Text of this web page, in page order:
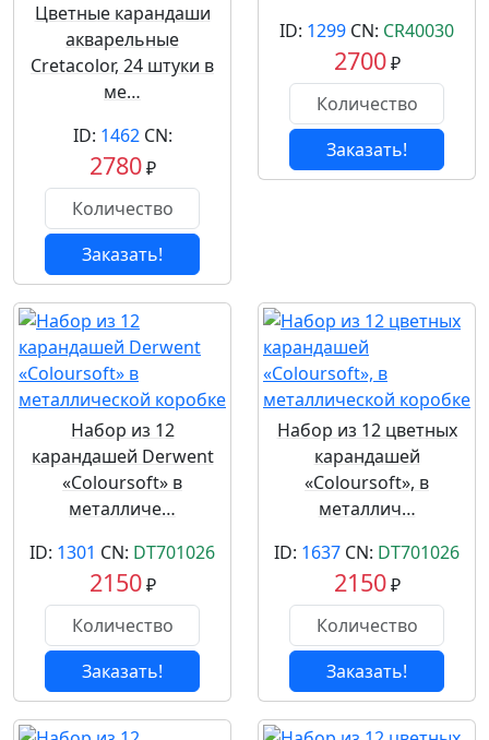
Цветные карандаши
акварельные
Cretacolor, 24 штуки в
ме…
ID: 1462CN:
2780₽
Заказать!
ID: 1299 CN: CR40030
2700₽
Заказать!
Набор из 12
карандашей Derwent
«Coloursoft» в
металличе…
ID: 1301 CN: DT701026
2150₽
Заказать!
Набор из 12 цветных
карандашей
«Coloursoft», в
металлич…
ID: 1637 CN: DT701026
2150₽
Заказать!